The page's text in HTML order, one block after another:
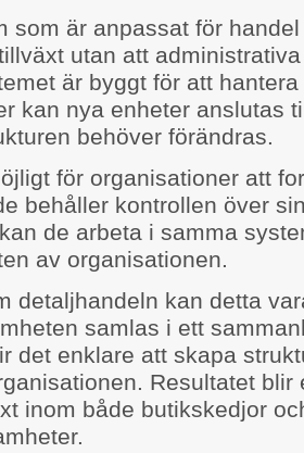
som är anpassat för
utan att
är byggt för att
kan nya enheter anslutas
behöver förändras.
för organisationer att
behåller kontrollen över
de arbeta i samma
av organisationen.
detaljhandeln kan detta
samlas i ett
det enklare att skapa
Resultatet blir
inom både butikskedjor